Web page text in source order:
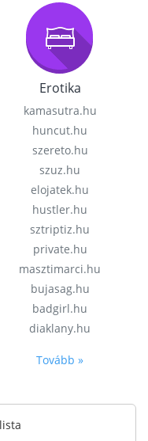
Erotika
kamasutra.hu
huncut.hu
szereto.hu
szuz.hu
elojatek.hu
hustler.hu
sztriptiz.hu
private.hu
masztimarci.hu
bujasag.hu
badgirl.hu
diaklany.hu
Tovább »